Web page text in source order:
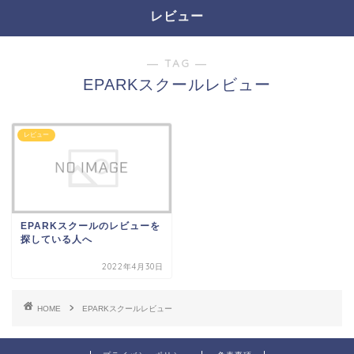
レビュー
― TAG ―
EPARKスクールレビュー
レビュー
EPARKスクールのレビューを
探している人へ
2022年4月30日
HOME EPARKスクールレビュー